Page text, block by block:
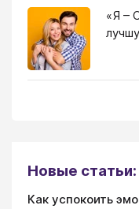
«Я –
Новые статьи:
Как успокоить